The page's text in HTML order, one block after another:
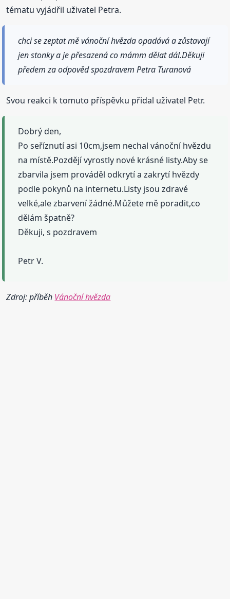
tématu vyjádřil uživatel Petra.
chci se zeptat mě vánoční hvězda opadává a zůstavají
jen stonky a je přesazená co mámm dělat dál.Děkuji
předem za odpověd spozdravem Petra Turanová
Svou reakci k tomuto příspěvku přidal uživatel Petr.
Dobrý den,
Po seříznutí asi 10cm,jsem nechal vánoční hvězdu
na místě.Pozdějí vyrostly nové krásné listy.Aby se
zbarvila jsem prováděl odkrytí a zakrytí hvězdy
podle pokynů na internetu.Listy jsou zdravé
velké,ale zbarvení žádné.Můžete mě poradit,co
dělám špatně?
Děkuji, s pozdravem
Petr V.
Zdroj: příběh Vánoční hvězda